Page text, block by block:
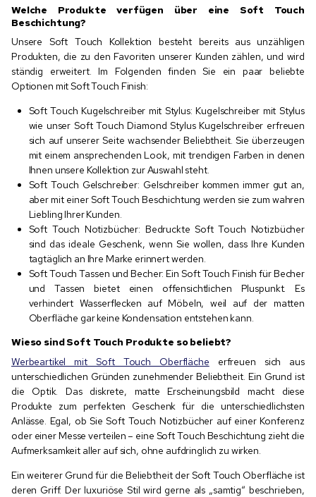
Welche Produkte verfügen über eine Soft Touch
Beschichtung?
Unsere Soft Touch Kollektion besteht bereits aus unzähligen
Produkten, die zu den Favoriten unserer Kunden zählen, und wird
ständig erweitert. Im Folgenden finden Sie ein paar beliebte
Optionen mit Soft Touch Finish:
Soft Touch Kugelschreiber mit Stylus: Kugelschreiber mit Stylus
wie unser Soft Touch Diamond Stylus Kugelschreiber erfreuen
sich auf unserer Seite wachsender Beliebtheit. Sie überzeugen
mit einem ansprechenden Look, mit trendigen Farben in denen
Ihnen unsere Kollektion zur Auswahl steht.
Soft Touch Gelschreiber: Gelschreiber kommen immer gut an,
aber mit einer Soft Touch Beschichtung werden sie zum wahren
Liebling Ihrer Kunden.
Soft Touch Notizbücher: Bedruckte Soft Touch Notizbücher
sind das ideale Geschenk, wenn Sie wollen, dass Ihre Kunden
tagtäglich an Ihre Marke erinnert werden.
Soft Touch Tassen und Becher: Ein Soft Touch Finish für Becher
und Tassen bietet einen offensichtlichen Pluspunkt. Es
verhindert Wasserflecken auf Möbeln, weil auf der matten
Oberfläche gar keine Kondensation entstehen kann.
Wieso sind Soft Touch Produkte so beliebt?
Werbeartikel mit Soft Touch Oberfläche erfreuen sich aus
unterschiedlichen Gründen zunehmender Beliebtheit. Ein Grund ist
die Optik. Das diskrete, matte Erscheinungsbild macht diese
Produkte zum perfekten Geschenk für die unterschiedlichsten
Anlässe. Egal, ob Sie Soft Touch Notizbücher auf einer Konferenz
oder einer Messe verteilen – eine Soft Touch Beschichtung zieht die
Aufmerksamkeit aller auf sich, ohne aufdringlich zu wirken.
Ein weiterer Grund für die Beliebtheit der Soft Touch Oberfläche ist
deren Griff. Der luxuriöse Stil wird gerne als „samtig“ beschrieben,